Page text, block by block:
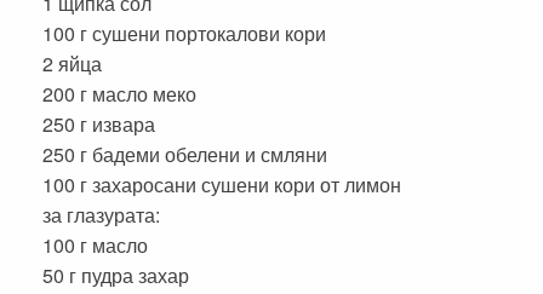
100 гсушени портокалови кори
2 яйца
200 г масло меко
250 г извара
250 г бадеми обелени и смляни
100 гзахаросани сушени кори от лимон
за глазурата:
100 г масло
50 г пудра захар